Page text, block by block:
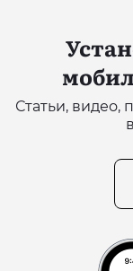
Статьи, видео,